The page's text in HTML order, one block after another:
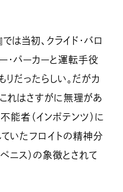
は当初、クライド・バロ
・パーカーと運転手役
だったらしい。だがカ
れはさすがに無理があ
能者（インポテンツ）に
ていたフロイトの精神分
ニス）の象徴とされて